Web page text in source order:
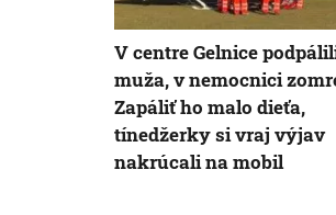
V centre Gelnice
muža, v nemocnici
Zapáliť ho malo dieťa,
tínedžerky si vraj výjav
nakrúcali na mobil